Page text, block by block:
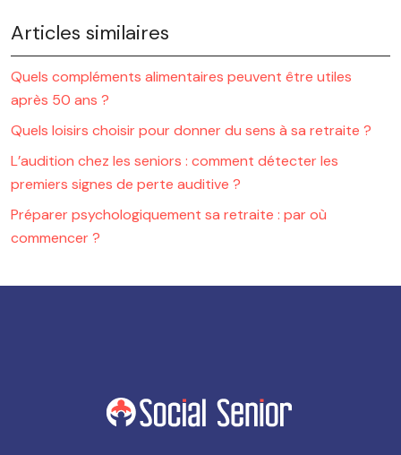
Articles similaires
Quels compléments alimentaires peuvent être utiles
après 50 ans ?
Quels loisirs choisir pour donner du sens à sa retraite ?
L’audition chez les seniors : comment détecter les
premiers signes de perte auditive ?
Préparer psychologiquement sa retraite : par où
commencer ?